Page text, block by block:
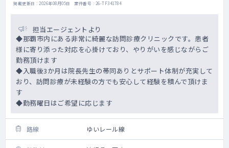
掲載更新日 : 2026年08月05日 案件番号 : 26-TF341784
担当エージェントより
◆那覇市内にある非常に綺麗な訪問診療クリニックです。患者
様に寄り添った対応を心掛けており、やりがいを感じながらご
勤務頂けます
◆入職後3か月は院長先生の帯同ありとサポート体制が充実して
おり、訪問診療が未経験の方でも安心して経験を積んで頂けま
す
◆勤務曜日はご希望に応じます
路線 ゆいレール線